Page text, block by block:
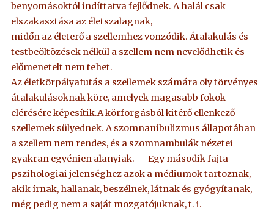
benyomásoktól indíttatva fejlődnek. A halál csak
elszakasztása az életszalagnak,
midőn az életerő a szellemhez vonzódik. Átalakulás és
testbeöltözések nélkül a szellem nem nevelődhetik és
előmenetelt nem tehet.
Az életkörpályafutás a szellemek számára oly törvényes
átalakulásoknak köre, amelyek magasabb fokok
elérésére képesítik.A körforgásból kitérő ellenkező
szellemek sülyednek. A szomnanibulizmus állapotában
a szellem nem rendes, és a szomnambulák nézetei
gyakran egyénien alanyiak. — Egy második fajta
pszihologiai jelenséghez azok a médiumok tartoznak,
akik írnak, hallanak, beszélnek, látnak és gyógyítanak,
még pedig nem a saját mozgatójuknak, t. i.